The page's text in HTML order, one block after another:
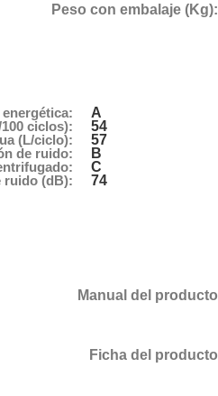
Peso con embalaje (Kg):
A
ciclos):
54
(L/ciclo):
57
de ruido:
B
C
ruido (dB):
74
Manual del producto
Ficha del producto